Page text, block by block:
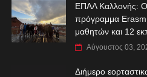
ΕΠΑΛ Καλλονής:
πρόγραμμα
μαθητών και 12
Αύγουστος 03,
Διήμερο